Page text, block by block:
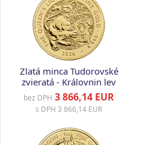
Zlatá minca Tudorovské
zvieratá - Královnin lev
2026, 1 oz
bez DPH 3 866,14 EUR
s DPH 3 866,14 EUR